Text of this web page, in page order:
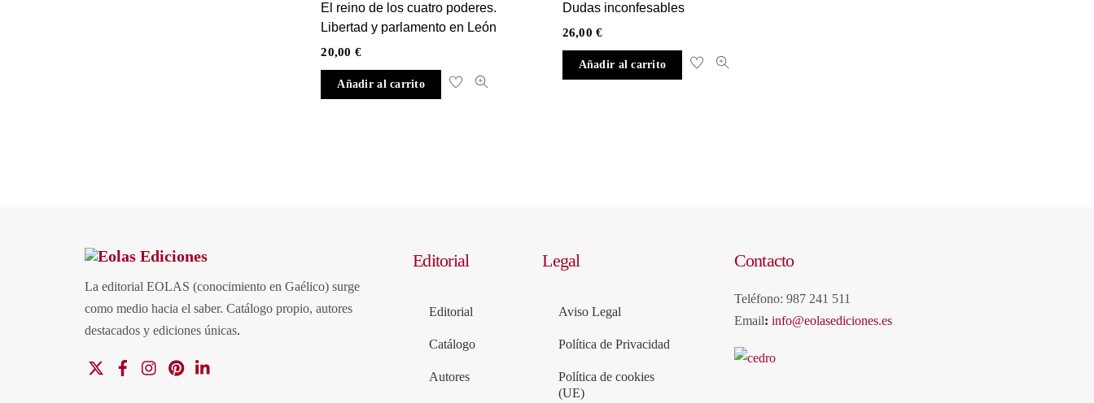
El reino de los cuatro poderes.
Libertad y parlamento en León
20,00€
Añadir al carrito
Dudas inconfesables
26,00€
Añadir al carrito
La editorial EOLAS (conocimiento en Gaélico) surge
como medio hacia el saber. Catálogo propio, autores
destacados y ediciones únicas.
FacebookInstagramPinterest
Editorial
Editorial
Catálogo
Autores
Legal
Aviso Legal
Política de Privacidad
Política de cookies
(UE)
Contacto
Teléfono: 987 241 511
Email: info@eolasediciones.es